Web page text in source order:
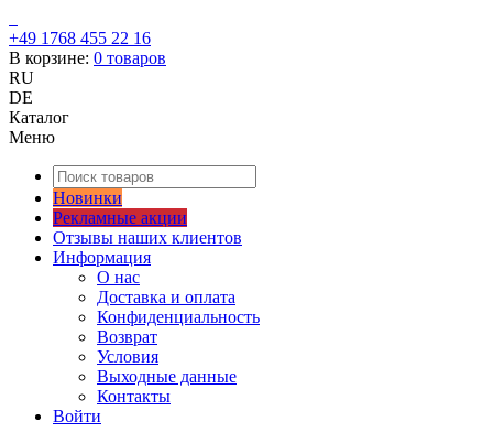
+49 1768 455 22 16
В корзине: 0 товаров
RU
DE
Каталог
Меню
Новинки
Рекламные акции
Отзывы наших клиентов
Информация
О нас
Доставка и оплата
Конфиденциальность
Возврат
Условия
Выходные данные
Контакты
Войти